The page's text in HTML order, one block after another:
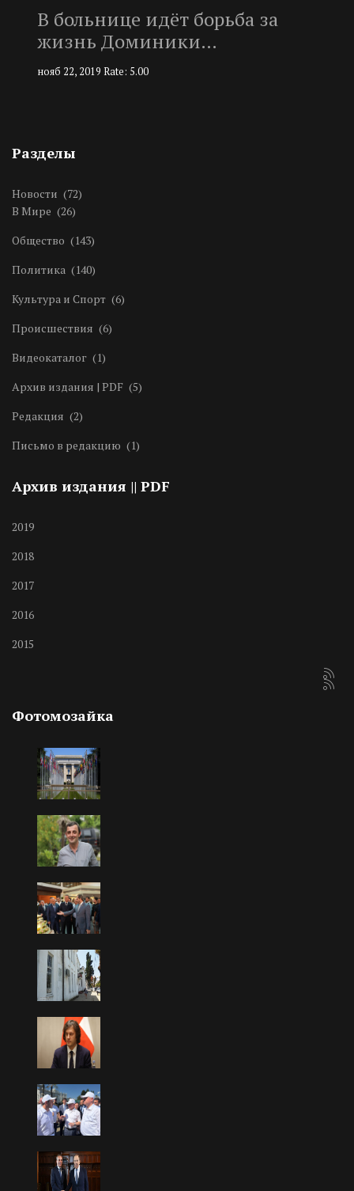
В больнице идёт борьба за
жизнь Доминики…
нояб 22, 2019 Rate: 5.00
Разделы
Новости (72)
В Мире (26)
Общество (143)
Политика (140)
Культура и Спорт (6)
Происшествия (6)
Видеокаталог (1)
Архив издания | PDF (5)
Редакция (2)
Письмо в редакцию (1)
Архив издания || PDF
2019
2018
2017
2016
2015
Фотомозайка